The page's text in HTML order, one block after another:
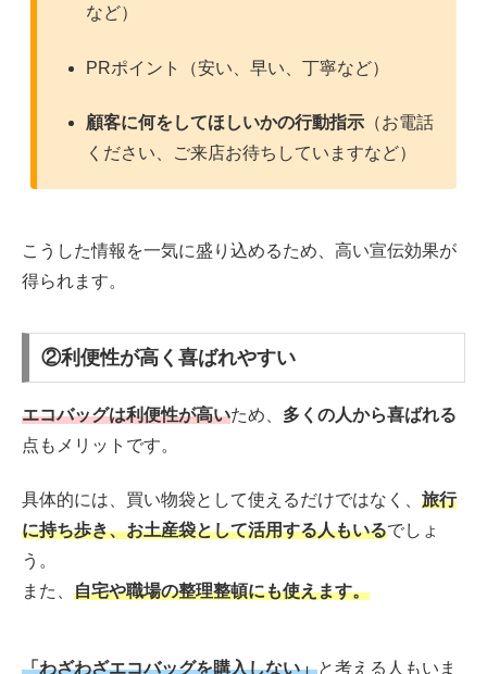
など）
PRポイント（安い、早い、丁寧など）
顧客に何をしてほしいかの行動指示 （お電話
ください、ご来店お待ちしていますなど）
こうした情報を一気に盛り込めるため、高い宣伝効果が
得られます。
②利便性が高く喜ばれやすい
エコバッグは利便性が高いため、 多くの人から喜ばれる
点もメリットです。
具体的には、買い物袋として使えるだけではなく、 旅行
に持ち歩き、お土産袋として活用する人もいるでしょ
う。
また、 自宅や職場の整理整頓にも使えます。
「わざわざエコバッグを購入しない」と考える人もいま